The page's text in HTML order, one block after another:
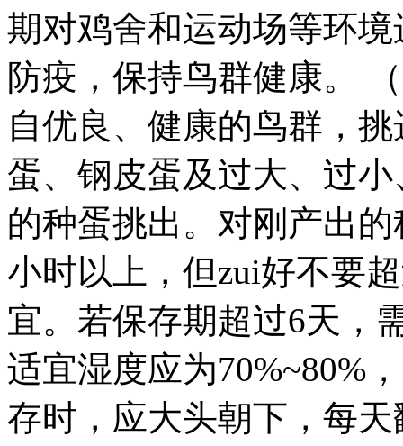
期对鸡舍和运动场等环
防疫，保持鸟群健康。
自优良、健康的鸟群，
蛋、钢皮蛋及过大、过
的种蛋挑出。对刚产出
小时以上，但zui好不要
宜。若保存期超过6天，
适宜湿度应为70%~80%
存时，应大头朝下，每